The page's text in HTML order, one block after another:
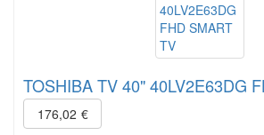
TOSHIBA TV 40" 40LV2E63DG
176,02 €